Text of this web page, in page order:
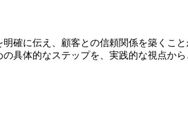
確に伝え、顧客との信頼関係を築くこ
具体的なステップを、実践的な視点か